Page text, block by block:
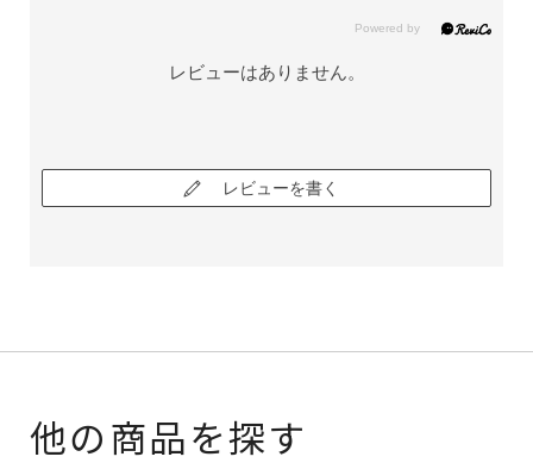
レビューはありません。
レビューを書く
他の商品を探す